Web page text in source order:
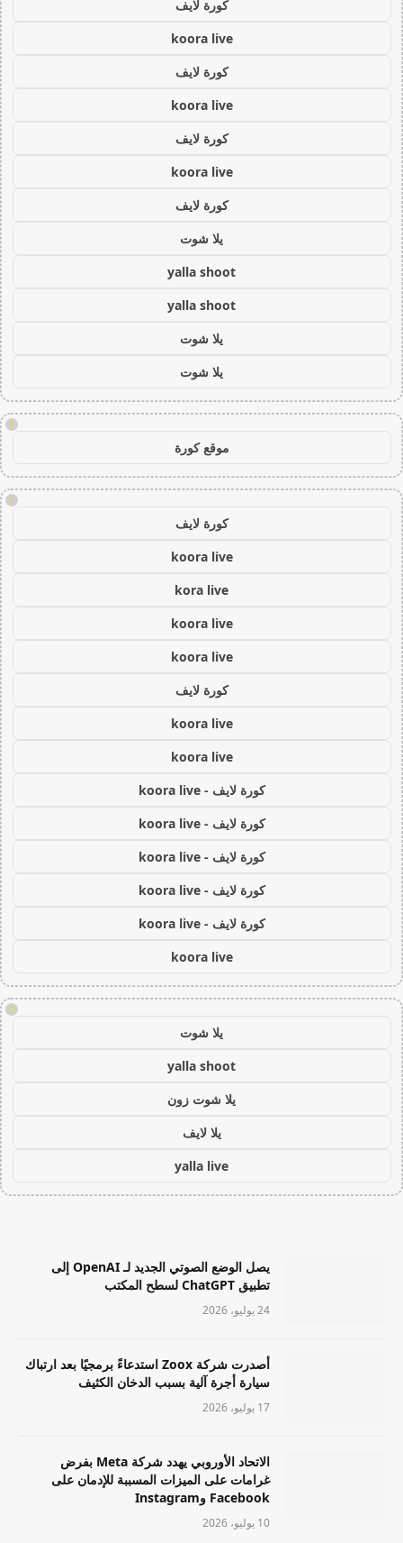
كورة لايف
koora live
كورة لايف
koora live
كورة لايف
koora live
كورة لايف
يلا شوت
yalla shoot
yalla shoot
يلا شوت
يلا شوت
!
موقع كورة
!
كورة لايف
koora live
kora live
koora live
koora live
كورة لايف
koora live
koora live
كورة لايف - koora live
كورة لايف - koora live
كورة لايف - koora live
كورة لايف - koora live
كورة لايف - koora live
koora live
!
يلا شوت
yalla shoot
يلا شوت زون
يلا لايف
yalla live
يصل الوضع الصوتي الجديد لـ OpenAI إلى
تطبيق ChatGPT لسطح المكتب
24 يوليو، 2026
أصدرت شركة Zoox استدعاءً برمجيًا بعد ارتباك
سيارة أجرة آلية بسبب الدخان الكثيف
17 يوليو، 2026
الاتحاد الأوروبي يهدد شركة Meta بفرض
غرامات على الميزات المسببة للإدمان على
Facebook وInstagram
10 يوليو، 2026